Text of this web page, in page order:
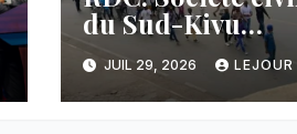
du Sud-Kivu
dénonce la
manipulation
manifestations
JUIL 29, 2026 LEJOUR